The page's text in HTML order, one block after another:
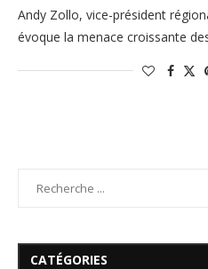
Andy Zollo, vice-président
évoque la menace croissante
CATÉGORIES